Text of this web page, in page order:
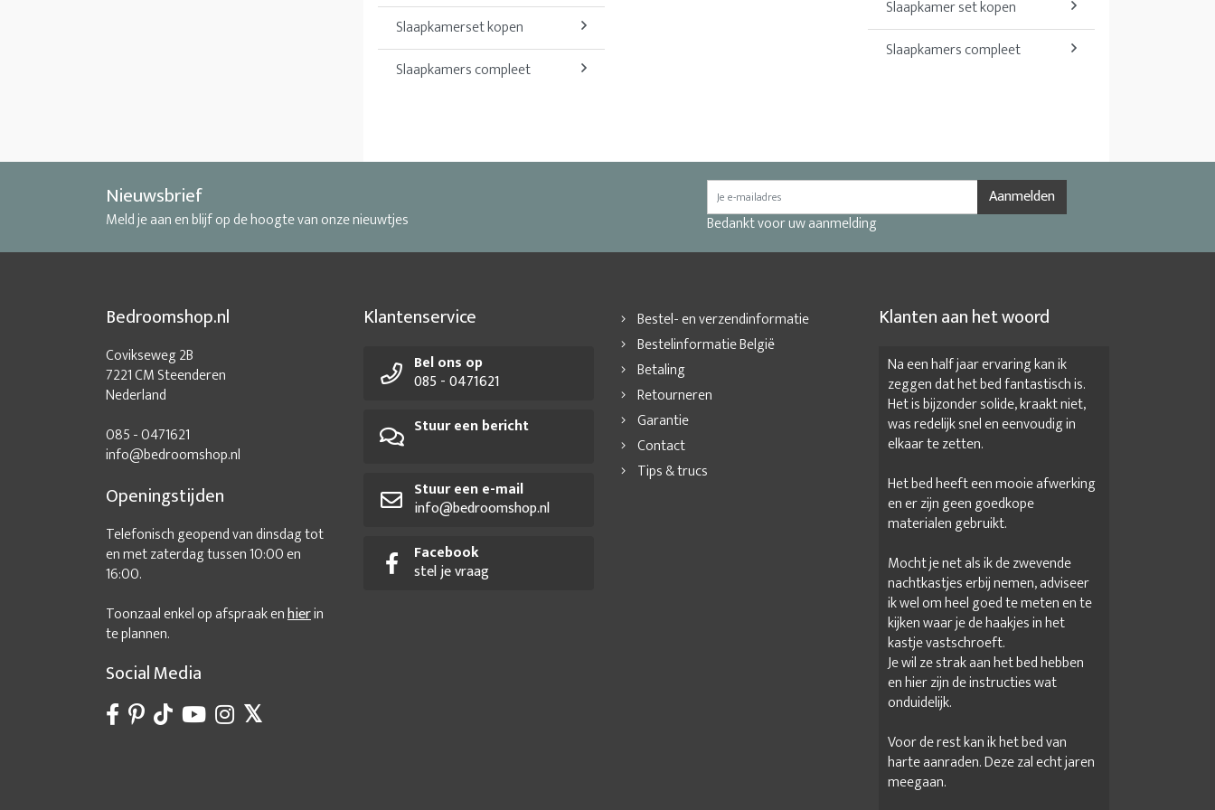
Slaapkamerset kopen
Slaapkamers compleet
Slaapkamer set kopen
Slaapkamers compleet
Nieuwsbrief
Meld je aan en blijf op de hoogte van onze nieuwtjes
Aanmelden
Bedankt voor uw aanmelding
Bedroomshop.nl
Covikseweg 2B
7221 CM Steenderen
Nederland
085 - 0471621
info@bedroomshop.nl
Openingstijden
Telefonisch geopend van dinsdag tot
en met zaterdag tussen 10:00 en
16:00.
Toonzaal enkel op afspraak enhierin
te plannen.
Social Media
Klantenservice
Bel ons op
085 - 0471621
Stuur een bericht
Stuur een e-mail
info@bedroomshop.nl
Facebook
stel je vraag
Bestel- en verzendinformatie
Bestelinformatie België
Betaling
Retourneren
Garantie
Contact
Tips & trucs
Klanten aan het woord
Na een half jaar ervaring kan ik
zeggen dat het bed fantastisch is.
Het is bijzonder solide, kraakt niet,
was redelijk snel en eenvoudig in
elkaar te zetten.
Het bed heeft een mooie afwerking
en er zijn geen goedkope
materialen gebruikt.
Mocht je net als ik de zwevende
nachtkastjes erbij nemen, adviseer
ik wel om heel goed te meten en te
kijken waar je de haakjes in het
kastje vastschroeft.
Je wil ze strak aan het bed hebben
en hier zijn de instructies wat
onduidelijk.
Voor de rest kan ik het bed van
harte aanraden. Deze zal echt jaren
meegaan.